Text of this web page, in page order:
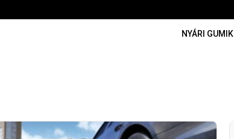
NYÁRI GUMIK